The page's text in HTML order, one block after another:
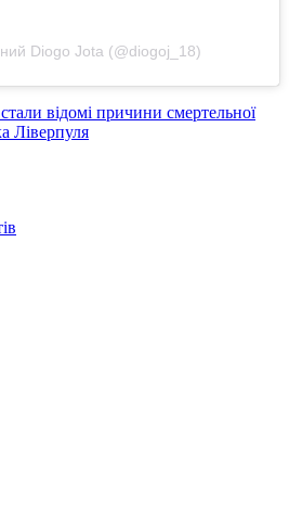
Diogo Jota (@diogoj_18)
відомі причини смертельної
Ліверпуля